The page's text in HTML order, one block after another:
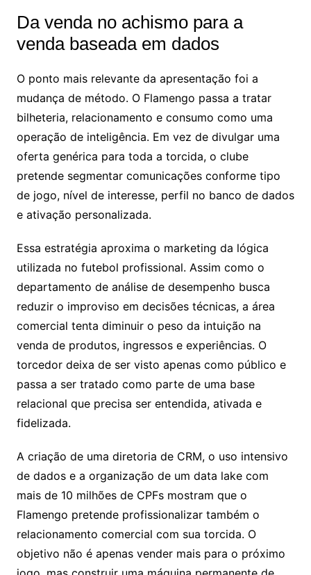
Da venda no achismo para a
venda baseada em dados
O ponto mais relevante da apresentação foi a
mudança de método. O Flamengo passa a tratar
bilheteria, relacionamento e consumo como uma
operação de inteligência. Em vez de divulgar uma
oferta genérica para toda a torcida, o clube
pretende segmentar comunicações conforme tipo
de jogo, nível de interesse, perfil no banco de dados
e ativação personalizada.
Essa estratégia aproxima o marketing da lógica
utilizada no futebol profissional. Assim como o
departamento de análise de desempenho busca
reduzir o improviso em decisões técnicas, a área
comercial tenta diminuir o peso da intuição na
venda de produtos, ingressos e experiências. O
torcedor deixa de ser visto apenas como público e
passa a ser tratado como parte de uma base
relacional que precisa ser entendida, ativada e
fidelizada.
A criação de uma diretoria de CRM, o uso intensivo
de dados e a organização de um data lake com
mais de 10 milhões de CPFs mostram que o
Flamengo pretende profissionalizar também o
relacionamento comercial com sua torcida. O
objetivo não é apenas vender mais para o próximo